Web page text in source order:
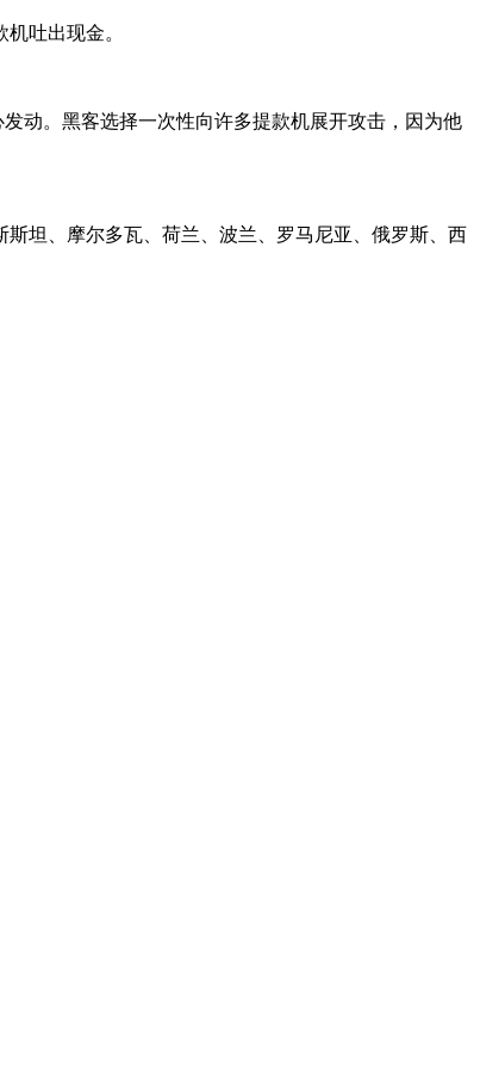
吐出现金。
动。黑客选择一次性向许多提款机展开攻击，因为他
坦、摩尔多瓦、荷兰、波兰、罗马尼亚、俄罗斯、西